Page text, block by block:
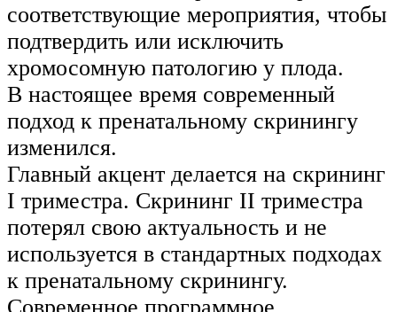
соответствующие мероприятия, чтобы
подтвердить или исключить
хромосомную патологию у плода.
В настоящее время современный
подход к пренатальному скринингу
изменился.
Главный акцент делается на скрининг
I триместра. Скрининг II триместра
потерял свою актуальность и не
используется в стандартных подходах
к пренатальному скринингу.